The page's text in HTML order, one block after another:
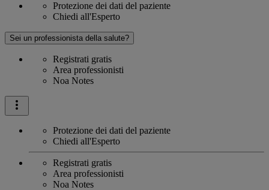
Protezione dei dati del paziente
Chiedi all'Esperto
Sei un professionista della salute?
Registrati gratis
Area professionisti
Noa Notes
Protezione dei dati del paziente
Chiedi all'Esperto
Registrati gratis
Area professionisti
Noa Notes